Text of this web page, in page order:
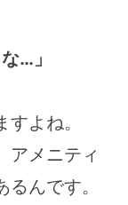
…」
よね。
アメニティ
んです。